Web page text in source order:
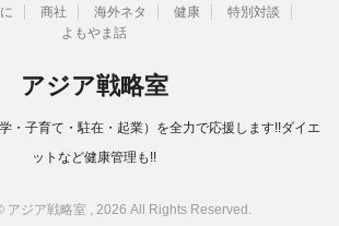
商社 海外ネタ 健康
特別対談
よもやま話
アジア戦略室
・子育て・駐在・起業）を全力で応援します!!ダイエ
ットなど健康管理も!!
アジア戦略室 , 2026 All Rights Reserved.